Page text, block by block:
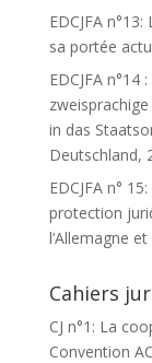
EDCJFA
sa portée
EDCJFA
in das
Deutschland,
EDCJFA n°
protection
l’Allemagne
Cahiers
CJ n°1: La
Convention